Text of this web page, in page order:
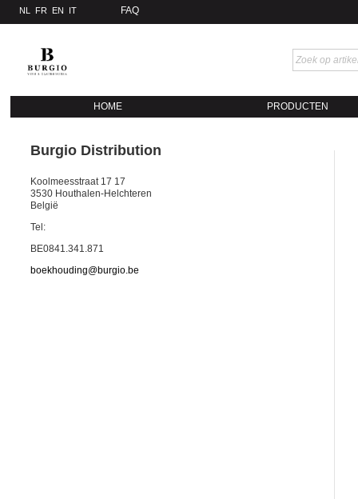
NL FR EN IT FAQ
HOME PRODUCTEN
Burgio Distribution
Koolmeesstraat 17 17
3530 Houthalen-Helchteren
België
Tel:
BE0841.341.871
boekhouding@burgio.be